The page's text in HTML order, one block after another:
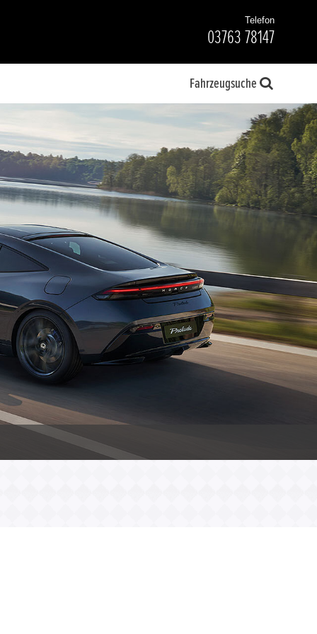
Telefon
03763 78147
Fahrzeugsuche